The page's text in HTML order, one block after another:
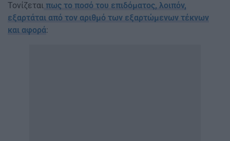
Τονίζεται πως το ποσό του επιδόματος, λοιπόν,
εξαρτάται από τον αριθμό των εξαρτώμενων τέκνων
και αφορά: